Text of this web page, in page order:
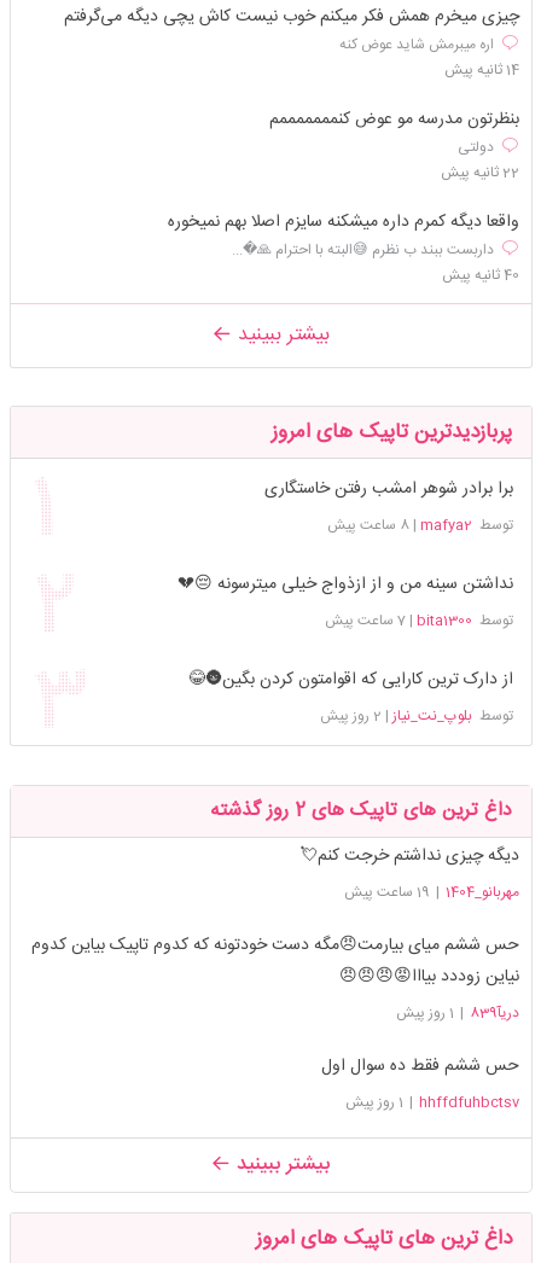
چیزی میخرم همش فکر میکنم خوب نیست کاش یچی دیگه می‌گرفتم
اره میبرمش شاید عوض کنه
14 ثانیه پیش
بنظرتون مدرسه‌ مو عوض کنمممممممم
دولتی
22 ثانیه پیش
واقعا دیگه کمرم داره میشکنه سایزم اصلا بهم نمیخوره
داربست ببند ب نظرم 😅البته با احترام 🙏�...
40 ثانیه پیش
بیشتر ببینید
پربازدیدترین تاپیک های امروز
برا برادر شوهر امشب رفتن خاستگاری
توسط mafya2
|8 ساعت پیش
نداشتن سینه من و از ازذواج خیلی میترسونه 😔💔
توسط bita1300
|7 ساعت پیش
از دارک ترین کارایی که اقوامتون کردن بگین🌚😂
توسطبلوپ_نت_نیاز | 2 روز پیش
داغ ترین های تاپیک های 2 روز گذشته
دیگه چیزی نداشتم خرجت کنم💘
مهربانو_1404 | 19 ساعت پیش
حس ششم میای بیارمت😠مگه دست خودتونه که کدوم تاپیک بیاین کدوم
نیاین زوددد بیااا😡😠😠😠
دریآ839 | 1 روز پیش
حس ششم فقط ده سوال اول
hhffdfuhbctsv
| 1 روز پیش
بیشتر ببینید
داغ ترین های تاپیک های امروز